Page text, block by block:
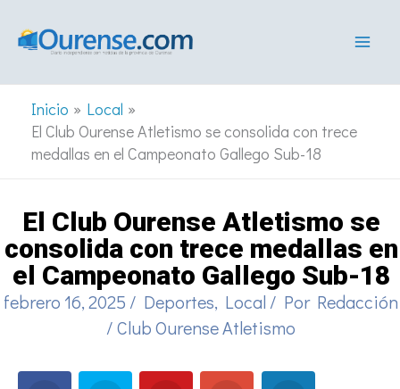
Inicio
Local
El Club Ourense Atletismo se consolida con trece
medallas en el Campeonato Gallego Sub-18
El Club Ourense Atletismo se
consolida con trece medallas en
el Campeonato Gallego Sub-18
febrero 16, 2025 / Deportes, Local / Por Redacción
/Club Ourense Atletismo